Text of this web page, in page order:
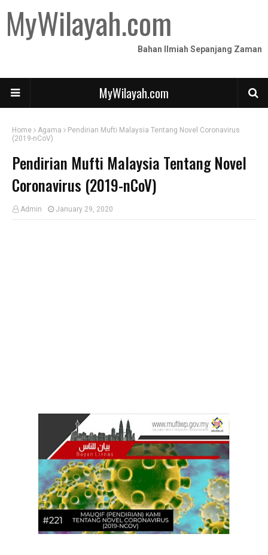
MyWilayah.com
Bahan Ilmiah Sepanjang Zaman
MyWilayah.com
Home Agama
Pendirian Mufti Malaysia Tentang Novel Coronavirus
(2019-nCoV)
Pendirian Mufti Malaysia Tentang Novel
Coronavirus (2019-nCoV)
Admin January 29, 2020